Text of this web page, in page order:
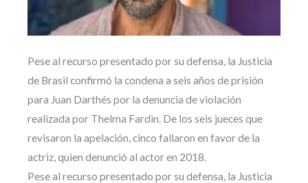
Pese al recurso presentado por su defensa, la Justicia
de Brasil confirmó la condena a seis años de prisión
para Juan Darthés por la denuncia de violación
realizada por Thelma Fardin. De los seis jueces que
revisaron la apelación, cinco fallaron en favor de la
actriz, quien denunció al actor en 2018.
Pese al recurso presentado por su defensa, la Justicia